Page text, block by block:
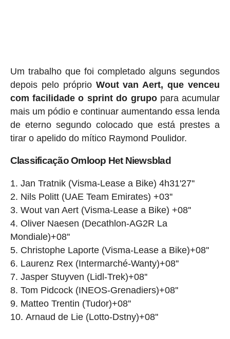
Um trabalho que foi completado alguns segundos
depois pelo próprio Wout van Aert, que venceu
com facilidade o sprint do grupopara acumular
mais um pódio e continuar aumentando essa lenda
de eterno segundo colocado que está prestes a
tirar o apelido do mítico Raymond Poulidor.
Classificação Omloop Het Niewsblad
Jan Tratnik (Visma-Lease a Bike) 4h31'27''
Nils Politt (UAE Team Emirates) +03''
Wout van Aert (Visma-Lease a Bike) +08''
Oliver Naesen (Decathlon-AG2R La
Mondiale)+08''
Christophe Laporte (Visma-Lease a Bike)+08''
Laurenz Rex (Intermarché-Wanty)+08''
Jasper Stuyven (Lidl-Trek)+08''
Tom Pidcock (INEOS-Grenadiers)+08''
Matteo Trentin (Tudor)+08''
Arnaud de Lie (Lotto-Dstny)+08''